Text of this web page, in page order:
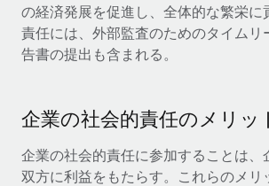
の経済発展を促進し、全体的な繁栄に
責任には、外部監査のためのタイムリ
告書の提出も含まれる。
企業の社会的責任のメリッ
企業の社会的責任に参加することは、
双方に利益をもたらす。これらのメリ